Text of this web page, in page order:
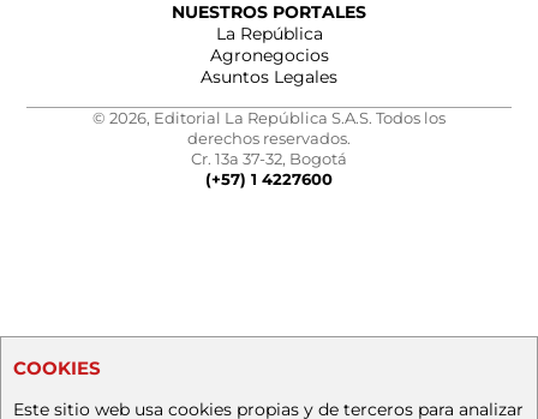
NUESTROS PORTALES
La República
Agronegocios
Asuntos Legales
© 2026, Editorial La República S.A.S. Todos los
derechos reservados.
Cr. 13a 37-32, Bogotá
(+57) 1 4227600
COOKIES
Este sitio web usa cookies propias y de terceros para analizar